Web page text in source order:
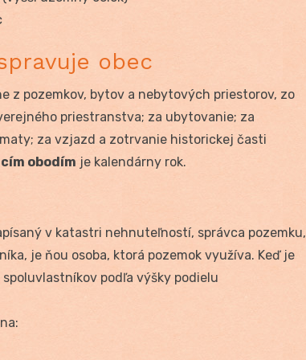
obec
z pozemkov, bytov a nebytových priestorov, zo
priestranstva; za ubytovanie; za
za vzjazd a zotrvanie historickej časti
obodím je kalendárny rok.
v katastri nehnuteľností, správca pozemku,
je ňou osoba, ktorá pozemok využíva. Keď je
podľa výšky podielu